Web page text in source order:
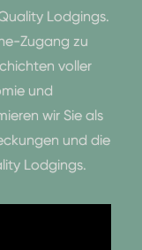
Lodgings.
Zugang zu
voller
und
wir Sie als
und die
Lodgings.